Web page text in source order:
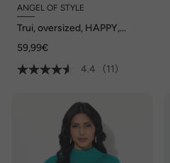
ANGEL OF STYLE
Trui, oversized, HAPPY,
59,99€
4.4
(11)